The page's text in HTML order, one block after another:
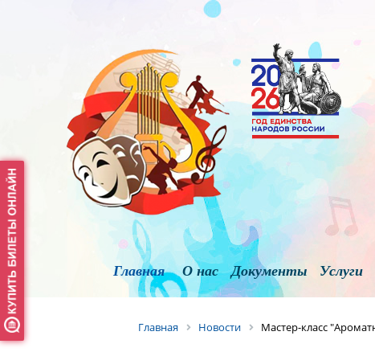
Главная О нас Документы Услуги
Главная Новости Мастер-класс